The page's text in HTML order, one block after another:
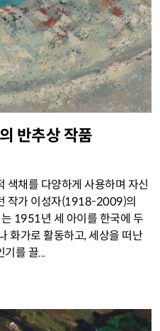
반추상 작품
색채를 다양하게 사용하며 자신
작가 이성자(1918-2009)의
1951년 세 아이를 한국에 두
화가로 활동하고, 세상을 떠난
기를 끌...